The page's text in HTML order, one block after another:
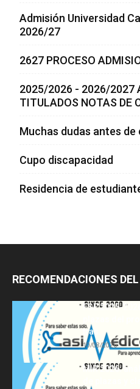
Admisión Universidad
2026/27
2627 PROCESO
2025/2026 - 2026/2027
TITULADOS NOTAS DE
Muchas dudas antes de
Cupo discapacidad
Residencia de
RECOMENDACIONES
FSE 2025-
plazas del
tras...
10/08/2026
MIR 2026:
de plazas y